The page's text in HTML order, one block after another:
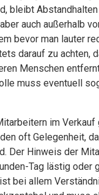
bleibt Abstandhalten
auch außerhalb
bevor man lauter
darauf zu achten,
Menschen
muss eventuell
im
oft Gelegenheit,
Der Hinweis der
Tag lästig oder
bei allem